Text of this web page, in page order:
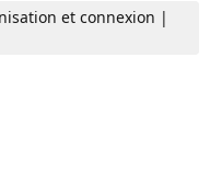
et connexion |